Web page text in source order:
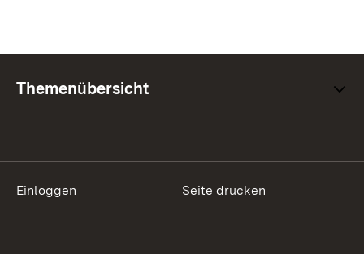
Themenübersicht
Einloggen Seite drucken